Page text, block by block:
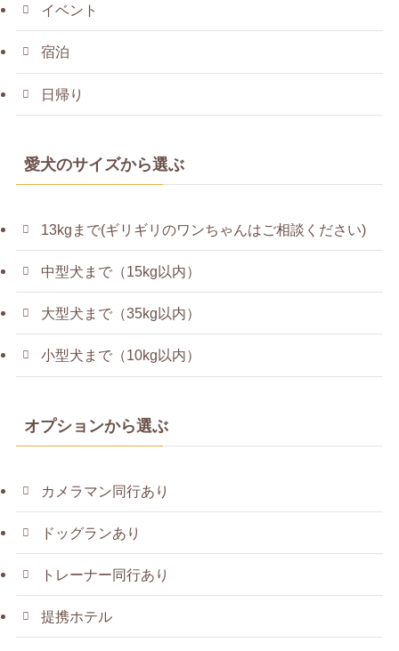
イベント
宿泊
日帰り
愛犬のサイズから選ぶ
13kgまで(ギリギリのワンちゃんはご相談ください)
中型犬まで（15kg以内）
大型犬まで（35kg以内）
小型犬まで（10kg以内）
オプションから選ぶ
カメラマン同行あり
ドッグランあり
トレーナー同行あり
提携ホテル